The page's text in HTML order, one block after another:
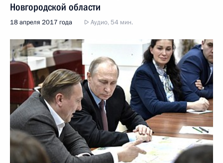
Новгородской области
18 апреля 2017 года Аудио, 54 мин.